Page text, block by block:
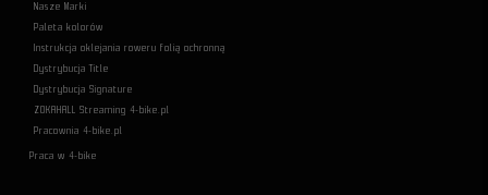
Nasze Marki
Paleta kolorów
Instrukcja oklejania roweru folią ochronną
Dystrybucja Title
Dystrybucja Signature
ZOKAHALL Streaming 4-bike.pl
Pracownia 4-bike.pl
Praca w 4-bike